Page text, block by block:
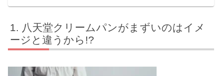
八天堂クリームパンがまずいのはイメ
ージと違うから!?